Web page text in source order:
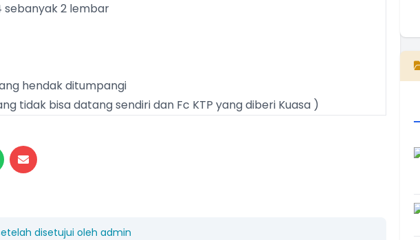
sebanyak 2 lembar
hendak ditumpangi
tidak bisa datang sendiri dan Fc KTP yang diberi Kuasa )
disetujui oleh admin